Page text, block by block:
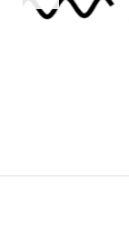
しばらくM1